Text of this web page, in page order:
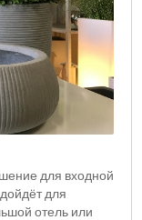
для входной
для
отель или